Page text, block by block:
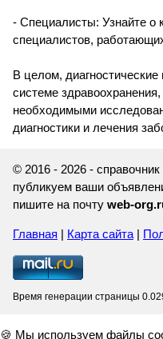
- Специалисты: Узнайте о
специалистов,
В целом,
системе
необходимыми
диагностики и лечения
© 2016 - 2026 -
публикуем ваши
пишите на почту web-
Главная | Карта сайта|
Время генерации страницы
🍪 Мы используем файлы